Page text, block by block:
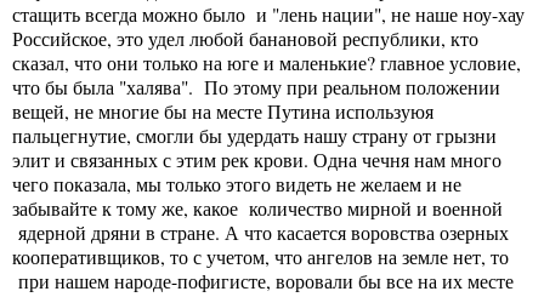
стащить всегда можно было и "лень нации", не наше ноу-хау
Российское, это удел любой банановой республики, кто
сказал, что они только на юге и маленькие? главное условие,
что бы была "халява". По этому при реальном положении
вещей, не многие бы на месте Путина используюя
пальцегнутие, смогли бы удердать нашу страну от грызни
элит и связанных с этим рек крови. Одна чечня нам много
чего показала, мы только этого видеть не желаем и не
забывайте к тому же, какое количество мирной и военной
ядерной дряни в стране. А что касается воровства озерных
кооперативщиков, то с учетом, что ангелов на земле нет, то
при нашем народе-пофигисте, воровали бы все на их месте